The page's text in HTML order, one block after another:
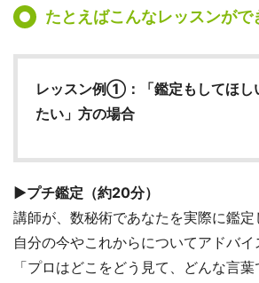
たとえばこんなレッスンがで
レッスン例①：
「鑑定もしてほ
たい」方の場合
▶プチ鑑定（約20分）
講師が、数秘術であなたを実際に鑑定
自分の今やこれからについてアドバイ
「プロはどこをどう見て、どんな言葉